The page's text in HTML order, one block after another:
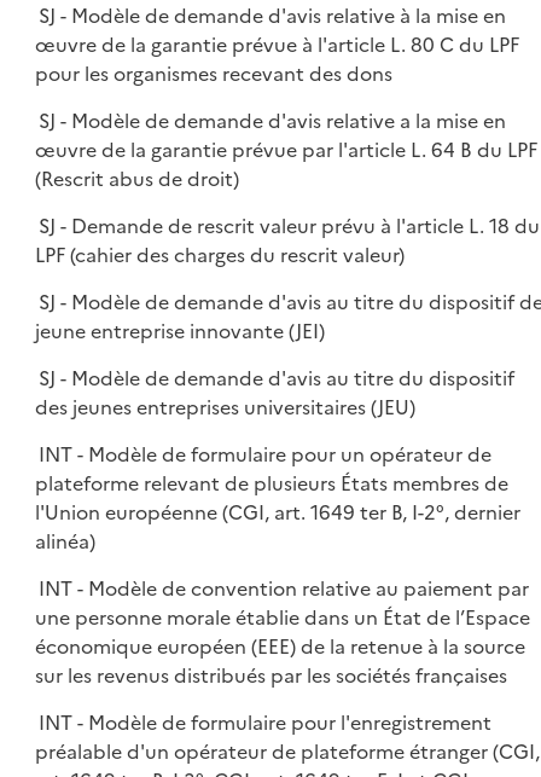
SJ - Modèle de demande d'avis relative à la mise en
œuvre de la garantie prévue à l'article L. 80 C du LPF
pour les organismes recevant des dons
SJ - Modèle de demande d'avis relative a la mise en
œuvre de la garantie prévue par l'article L. 64 B du LPF
(Rescrit abus de droit)
SJ - Demande de rescrit valeur prévu à l'article L. 18 du
LPF (cahier des charges du rescrit valeur)
SJ - Modèle de demande d'avis au titre du dispositif
jeune entreprise innovante (JEI)
SJ - Modèle de demande d'avis au titre du dispositif
des jeunes entreprises universitaires (JEU)
INT - Modèle de formulaire pour un opérateur de
plateforme relevant de plusieurs États membres de
l'Union européenne (CGI, art. 1649 ter B, I-2°, dernier
alinéa)
INT - Modèle de convention relative au paiement par
une personne morale établie dans un État de l’Espace
économique européen (EEE) de la retenue à la source
sur les revenus distribués par les sociétés françaises
INT - Modèle de formulaire pour l'enregistrement
préalable d'un opérateur de plateforme étranger (CGI,